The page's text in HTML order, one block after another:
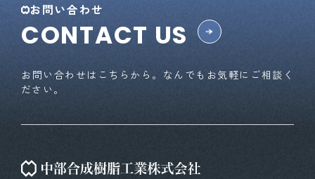
お問い合わせ
CONTACT US
お問い合わせはこちらから。なんでもお気軽にご相談く
ださい。